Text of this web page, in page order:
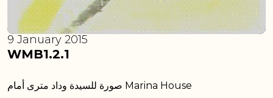
WMB1.2.1
9 January 2015
صورة للسيدة وداد مترى أمام Marina House